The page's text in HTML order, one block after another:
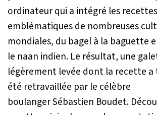
ordinateur qui a intégré les
emblématiques de nombreuses
mondiales, du bagel à la baguette
le naan indien. Le résultat, une
légèrement levée dont la recette
été retravaillée par le célèbre
boulanger Sébastien Boudet.